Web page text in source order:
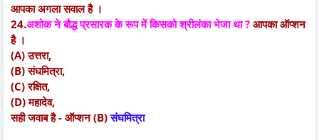
आपका अगला सवाल है ।
24.अशोक ने बौद्ध प्रसारक के रूप में किसको श्रीलंका भेजा था ? आपका ऑप्शन
है ।
(A) उत्तरा,
(B) संघमित्रा,
(C) रक्षित,
(D) महादेव,
सही जवाब है - ऑप्शन (B)संघमित्रा